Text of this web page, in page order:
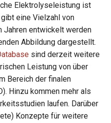
Elektrolyseleistung ist
eine Vielzahl von
Jahren entwickelt werden
Abbildung dargestellt.
sind derzeit weitere
Leistung von über
Bereich der finalen
Hinzu kommen mehr als
laufen. Darüber
Konzepte für weitere